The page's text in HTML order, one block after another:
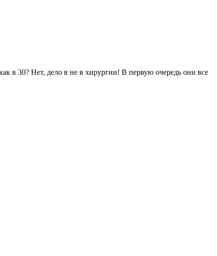
в 30? Нет, дело в не в хирургии! В первую очередь они все